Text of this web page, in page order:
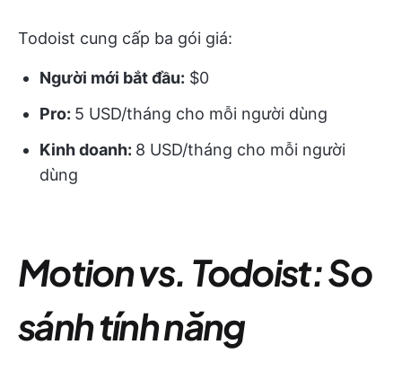
Todoist cung cấp ba gói giá:
Người mới bắt đầu: $0
Pro: 5 USD/tháng cho mỗi người dùng
Kinh doanh: 8 USD/tháng cho mỗi người
dùng
Motion vs. Todoist: So
sánh tính năng